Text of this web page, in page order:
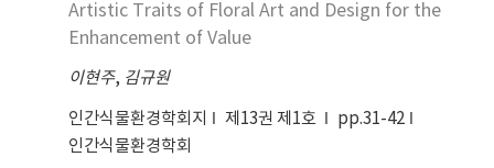
아닌, 그것들 사이에 존재한 유기적 상호관련성에 의
해 해석되고 의미가 부여되어 인식된다는 것을 부각
시켰다, 따라서 시각 메시지의 정확하고 효과적인 전
그것들의 상호관련성에 대한 깊은 이해가 전제조건이
되는 것이다. 이와 같이 케페슈의 분석적이고 체계적
Artistic Traits of Floral Art and Design for the
Enhancement of Value
이현주, 김규원
인간식물환경학회지 제13권 제1호
pp.31-42
인간식물환경학회